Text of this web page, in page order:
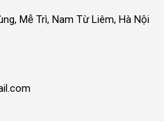
Mễ Trì, Nam Từ Liêm, Hà Nội